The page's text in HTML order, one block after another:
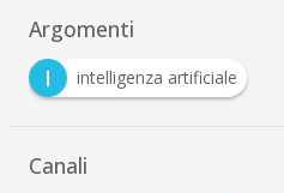
Argomenti
I
intelligenza artificiale
Canali